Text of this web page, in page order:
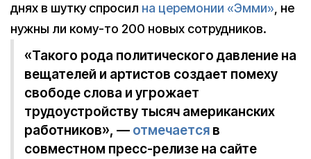
днях в шутку спросил на церемонии «Эмми», не
нужны ли кому-то 200 новых сотрудников.
«Такого рода политического давление на
вещателей и артистов создает помеху
свободе слова и угрожает
трудоустройству тысяч американских
работников», — отмечается в
совместном пресс-релизе на сайте